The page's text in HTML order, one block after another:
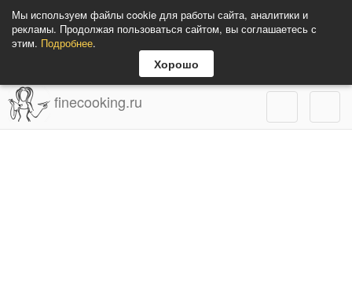
Мы используем файлы cookie для работы сайта, аналитики и
рекламы. Продолжая пользоваться сайтом, вы соглашаетесь с
этим. Подробнее.
Хорошо
finecooking.ru